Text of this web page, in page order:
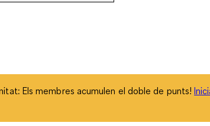
Els membres acumulen el doble de punts!